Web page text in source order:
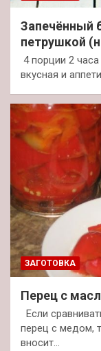
Запечённый
петрушкой
4 порции 2
вкусная и
ЗАГОТОВКА
Перец с
Если
перец с медом,
вносит…